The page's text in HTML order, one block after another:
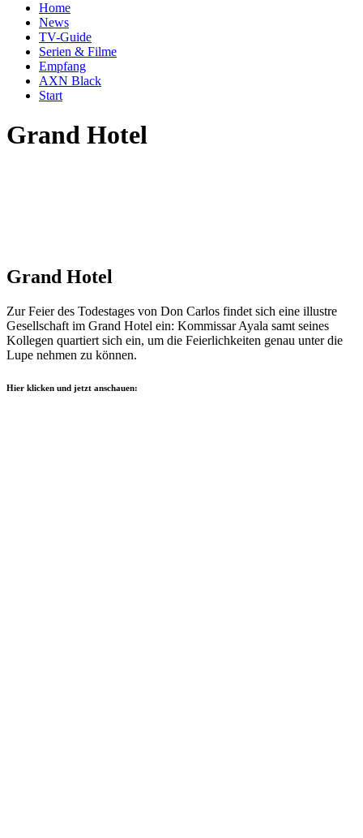
Home
News
TV-Guide
Serien & Filme
Empfang
AXN Black
Start
Grand Hotel
Grand Hotel
Zur Feier des Todestages von Don Carlos findet sich eine illustre
Gesellschaft im Grand Hotel ein: Kommissar Ayala samt seines
Kollegen quartiert sich ein, um die Feierlichkeiten genau unter die
Lupe nehmen zu können.
Hier klicken und jetzt anschauen: